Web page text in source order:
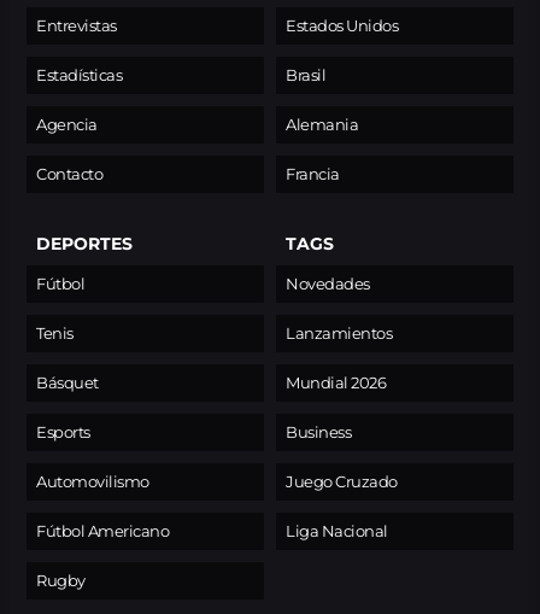
Entrevistas
Estadísticas
Agencia
Contacto
Estados Unidos
Brasil
Alemania
Francia
DEPORTES
Fútbol
Tenis
Básquet
Esports
Automovilismo
Fútbol Americano
Rugby
TAGS
Novedades
Lanzamientos
Mundial 2026
Business
Juego Cruzado
Liga Nacional